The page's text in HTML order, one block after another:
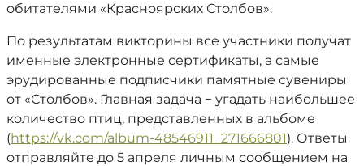
обитателями «Красноярских Столбов».
По результатам викторины все участники получат
именные электронные сертификаты, а самые
эрудированные подписчики памятные сувениры
от «Столбов». Главная задача − угадать наибольшее
количество птиц, представленных в альбоме
(https://vk.com/album-48546911_271666801). Ответы
отправляйте до 5 апреля личным сообщением на